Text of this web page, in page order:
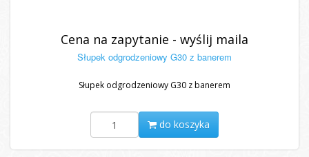
Cena na zapytanie - wyślij maila
Słupek odgrodzeniowy G30 z banerem
Słupek odgrodzeniowy G30 z banerem
do koszyka